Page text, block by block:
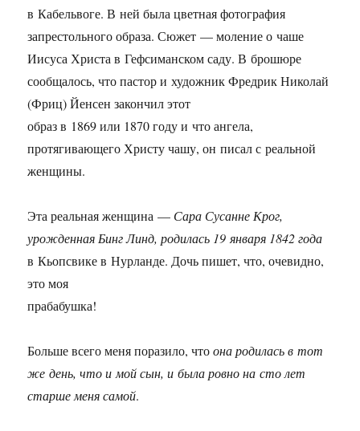
в Кабельвоге. В ней была цветная фотография
запрестольного образа. Сюжет — моление о чаше
Иисуса Христа в Гефсиманском саду. В брошюре
сообщалось, что пастор и художник Фредрик Николай
(Фриц) Йенсен закончил этот
образ в 1869 или 1870 году и что ангела,
протягивающего Христу чашу, он писал с реальной
женщины.
Эта реальная женщина — Сара Сусанне Крог,
урожденная Бинг Линд, родилась 19 января 1842 года
в Кьопсвике в Нурланде. Дочь пишет, что, очевидно,
это моя
прабабушка!
Больше всего меня поразило, чтоона родилась в тот
же день, что и мой сын, и была ровно на сто лет
старше меня самой.